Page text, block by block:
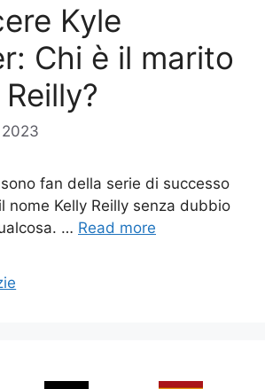
Kyle
Chi è il marito
fan della serie di successo
nome Kelly Reilly senza dubbio
… Read more